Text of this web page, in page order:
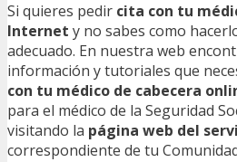
Si quieres pedir cita con tu
Internet y no sabes como
adecuado. En nuestra web
información y tutoriales que
con tu médico de cabecera
para el médico de la Seguridad
visitando la página web del
correspondiente de tu